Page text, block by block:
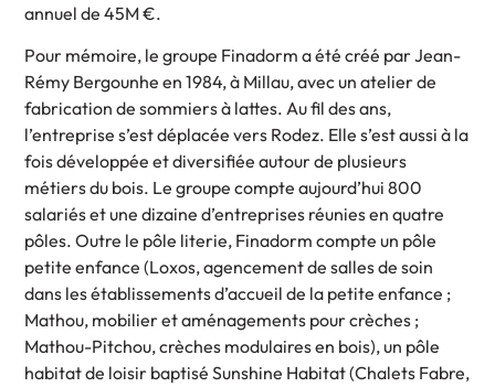
annuel de 45M €.
Pour mémoire, le groupe Finadorm a été créé par Jean-
Rémy Bergounhe en 1984, à Millau, avec un atelier de
fabrication de sommiers à lattes. Au fil des ans,
l’entreprise s’est déplacée vers Rodez. Elle s’est aussi à la
fois développée et diversifiée autour de plusieurs
métiers du bois. Le groupe compte aujourd’hui 800
salariés et une dizaine d’entreprises réunies en quatre
pôles. Outre le pôle literie, Finadorm compte un pôle
petite enfance (Loxos, agencement de salles de soin
dans les établissements d’accueil de la petite enfance ;
Mathou, mobilier et aménagements pour crèches ;
Mathou-Pitchou, crèches modulaires en bois), un pôle
habitat de loisir baptisé Sunshine Habitat (Chalets Fabre,